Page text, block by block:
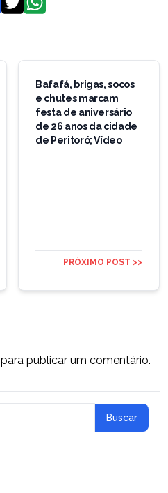
Bafafá, brigas, socos
e chutes marcam
festa de aniversário
de 26 anos da cidade
de Peritoró; Vídeo
PRÓXIMO POST >>
para publicar um comentário.